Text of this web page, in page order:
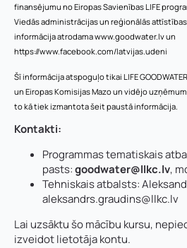
finansējumu no Eiropas Savienības LIFE
Viedās administrācijas un reģionālās
informācija atrodama www.goodwater.lv un
https://www.facebook.com/latvijas.udeni
Šī informācija atspoguļo tikai LIFE
un Eiropas Komisijas Mazo un vidējo
to kā tiek izmantota šeit paustā informācija.
Kontakti:
Programmas tematiskais
pasts:goodwater@llkc.lv,
Tehniskais atbalsts:
aleksandrs.graudins@llkc.lv
Lai uzsāktu šo mācību kursu,
izveidot lietotāja kontu.